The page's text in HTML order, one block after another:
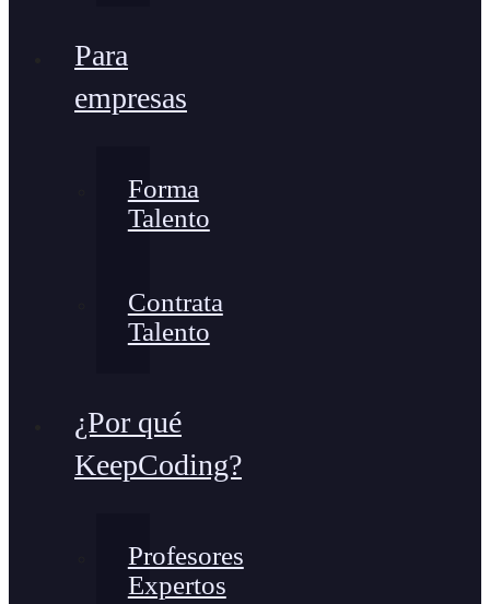
Para
empresas
Forma
Talento
Contrata
Talento
¿Por qué
KeepCoding?
Profesores
Expertos